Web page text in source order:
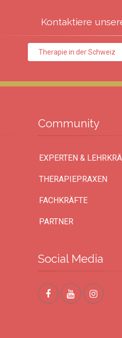
Kontaktiere
Therapie in der Schweiz
Community
EXPERTEN &
THERAPIEPRAXEN
FACHKRÄFTE
PARTNER
Social Media